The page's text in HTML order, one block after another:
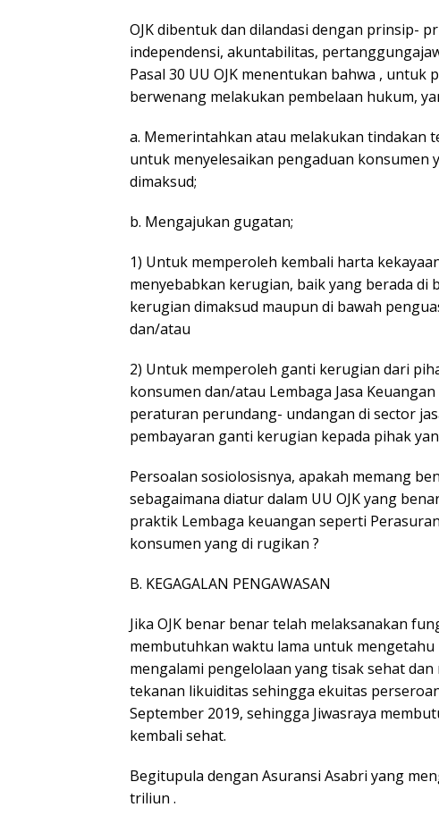
OJK dibentuk dan dilandasi dengan prinsip-
independensi, akuntabilitas,
Pasal 30 UU OJK menentukan bahwa ,
berwenang melakukan pembelaan hukum,
a. Memerintahkan atau melakukan tindakan
untuk menyelesaikan pengaduan konsumen
dimaksud;
b. Mengajukan gugatan;
1) Untuk memperoleh kembali harta
menyebabkan kerugian, baik yang berada di
kerugian dimaksud maupun di bawah
dan/atau
2) Untuk memperoleh ganti kerugian dari
konsumen dan/atau Lembaga Jasa
peraturan perundang- undangan di sector
pembayaran ganti kerugian kepada pihak
Persoalan sosiolosisnya, apakah memang
sebagaimana diatur dalam UU OJK yang
praktik Lembaga keuangan seperti
konsumen yang di rugikan ?
B. KEGAGALAN PENGAWASAN
Jika OJK benar benar telah melaksanakan
membutuhkan waktu lama untuk mengetahu
mengalami pengelolaan yang tisak sehat
tekanan likuiditas sehingga ekuitas
September 2019, sehingga Jiwasraya
kembali sehat.
Begitupula dengan Asuransi Asabri yang
triliun .